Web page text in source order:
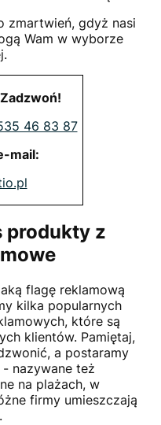
zmartwień, gdyż nasi
Wam w wyborze
46 83 87
mail:
produkty z
flagę reklamową
kilka popularnych
które są
klientów. Pamiętaj,
a postaramy
nazywane też
na plażach, w
firmy umieszczają